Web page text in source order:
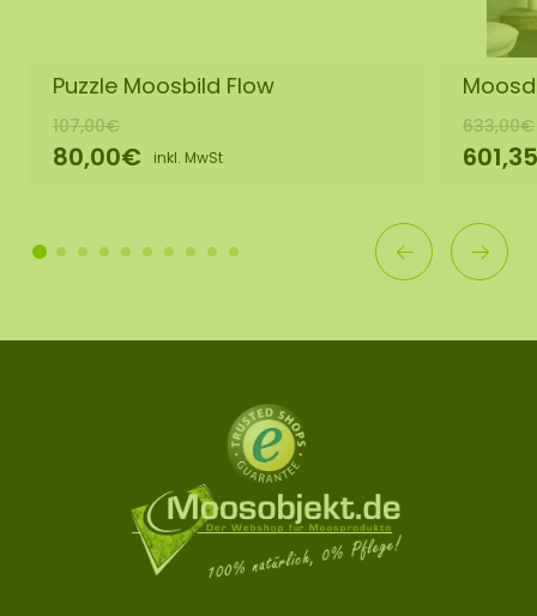
Puzzle Moosbild Flow
107,00€
80,00€ inkl. MwSt
633,00€